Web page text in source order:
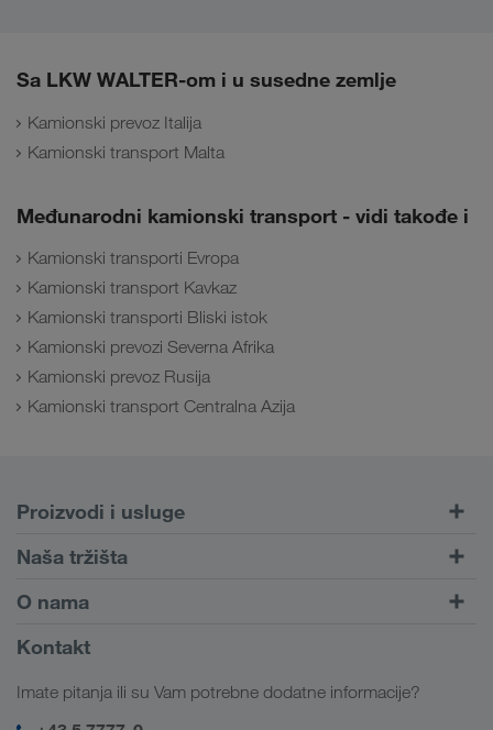
Sa LKW WALTER-om i u susedne zemlje
Kamionski prevoz Italija
Kamionski transport Malta
Međunarodni kamionski transport - vidi takođe i
Kamionski transporti Evropa
Kamionski transport Kavkaz
Kamionski transporti Bliski istok
Kamionski prevozi Severna Afrika
Kamionski prevoz Rusija
Kamionski transport Centralna Azija
Proizvodi i usluge
Drumski transport
Portal za klijente CONNECT
Digitalna rešenja
Rešenja za industriju
Naša tržišta
Evropa
Kavkaz
Centralna Azija
O nama
Informacije o preduzeću
Društvena odgovornost
Kontakt
Imate pitanja ili su Vam potrebne dodatne informacije?